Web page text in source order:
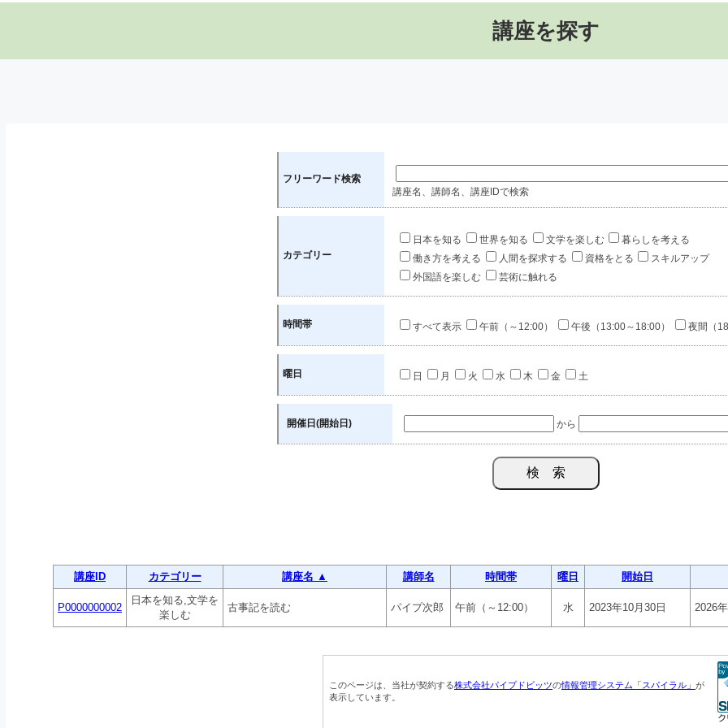
講座を探す
フリーワード検索
講座名、講師名、講座IDで検索
カテゴリー
日本を知る 世界を知る 文学を楽しむ
暮らしを考える
働き方を考える
人間を探求する 資格をとる
スキルアップ
外国語を楽しむ
芸術に触れる
時間帯 すべて表示 午前（～12:00） 午後（13:00～18:00） 夜間（
曜日 日 月 火 水 木 金 土
開催日(開始日) から
講座ID カテゴリー 講座名 ▲ 講師名 時間帯 曜日 開始日
P0000000002
日本を知る,文学を
楽しむ
古事記を読む パイプ次郎 午前（～12:00） 水 2023年10月30日 2026
このページは、当社が契約する株式会社パイプドビッツの情報管理システム「スパイラル」 が
表示しています。